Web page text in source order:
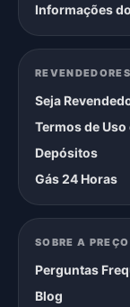
Informações
REVENDEDORES
Seja
Termos de
Depósitos
Gás 24 Horas
SOBRE A
Perguntas
Blog